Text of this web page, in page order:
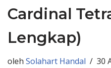
Cardinal
Lengkap)
oleh Solahart Handal 30